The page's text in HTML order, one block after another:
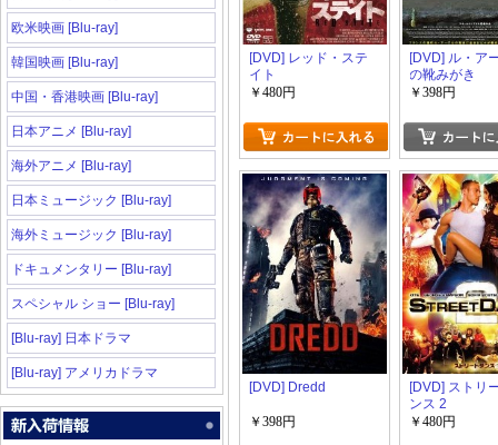
欧米映画 [Blu-ray]
韓国映画 [Blu-ray]
中国・香港映画 [Blu-ray]
日本アニメ [Blu-ray]
海外アニメ [Blu-ray]
日本ミュージック [Blu-ray]
海外ミュージック [Blu-ray]
ドキュメンタリー [Blu-ray]
スペシャル ショー [Blu-ray]
[Blu-ray] 日本ドラマ
[Blu-ray] アメリカドラマ
[DVD] レッド・ステ
イト
￥480円
[DVD] ル・ア
の靴みがき
￥398円
[DVD] Dredd
￥398円
[DVD] ストリ
ンス 2
￥480円